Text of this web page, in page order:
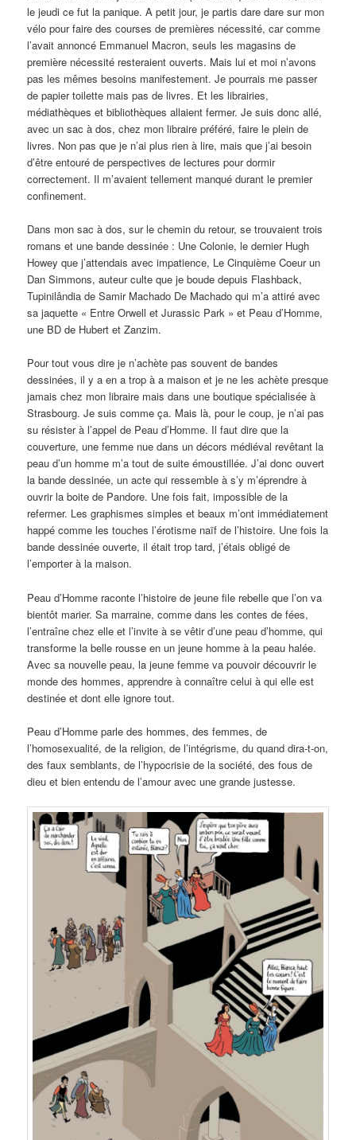
le jeudi ce fut la panique. A petit jour, je partis dare dare sur mon
vélo pour faire des courses de premières nécessité, car comme
l’avait annoncé Emmanuel Macron, seuls les magasins de
première nécessité resteraient ouverts. Mais lui et moi n’avons
pas les mêmes besoins manifestement. Je pourrais me passer
de papier toilette mais pas de livres. Et les librairies,
médiathèques et bibliothèques allaient fermer. Je suis donc allé,
avec un sac à dos, chez mon libraire préféré, faire le plein de
livres. Non pas que je n’ai plus rien à lire, mais que j’ai besoin
d’être entouré de perspectives de lectures pour dormir
correctement. Il m’avaient tellement manqué durant le premier
confinement.
Dans mon sac à dos, sur le chemin du retour, se trouvaient trois
romans et une bande dessinée : Une Colonie, le dernier Hugh
Howey que j’attendais avec impatience, Le Cinquième Coeur un
Dan Simmons, auteur culte que je boude depuis Flashback,
Tupinilândia de Samir Machado De Machado qui m’a attiré avec
sa jaquette « Entre Orwell et Jurassic Park » et Peau d’Homme,
une BD de Hubert et Zanzim.
Pour tout vous dire je n’achète pas souvent de bandes
dessinées, il y a en a trop à a maison et je ne les achète presque
jamais chez mon libraire mais dans une boutique spécialisée à
Strasbourg. Je suis comme ça. Mais là, pour le coup, je n’ai pas
su résister à l’appel de Peau d’Homme. Il faut dire que la
couverture, une femme nue dans un décors médiéval revêtant la
peau d’un homme m’a tout de suite émoustillée. J’ai donc ouvert
la bande dessinée, un acte qui ressemble à s’y m’éprendre à
ouvrir la boite de Pandore. Une fois fait, impossible de la
refermer. Les graphismes simples et beaux m’ont immédiatement
happé comme les touches l’érotisme naïf de l’histoire. Une fois la
bande dessinée ouverte, il était trop tard, j’étais obligé de
l’emporter à la maison.
Peau d’Homme raconte l’histoire de jeune file rebelle que l’on va
bientôt marier. Sa marraine, comme dans les contes de fées,
l’entraîne chez elle et l’invite à se vêtir d’une peau d’homme, qui
transforme la belle rousse en un jeune homme à la peau halée.
Avec sa nouvelle peau, la jeune femme va pouvoir découvrir le
monde des hommes, apprendre à connaître celui à qui elle est
destinée et dont elle ignore tout.
Peau d’Homme parle des hommes, des femmes, de
l’homosexualité, de la religion, de l’intégrisme, du quand dira-t-on,
des faux semblants, de l’hypocrisie de la société, des fous de
dieu et bien entendu de l’amour avec une grande justesse.